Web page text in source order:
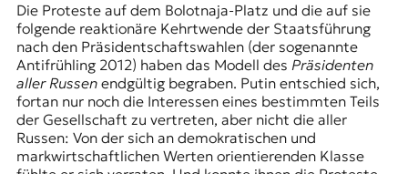
Die Proteste auf dem Bolotnaja-Platz und die auf sie
folgende reaktionäre Kehrtwende der Staatsführung
nach den Präsidentschaftswahlen (der sogenannte
Antifrühling 2012) haben das Modell des Präsidenten
aller Russenendgültig begraben. Putin entschied sich,
fortan nur noch die Interessen eines bestimmten Teils
der Gesellschaft zu vertreten, aber nicht die aller
Russen: Von der sich an demokratischen und
markwirtschaftlichen Werten orientierenden Klasse